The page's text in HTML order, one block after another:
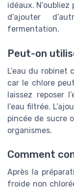
idéaux.
d’ajouter
fermentation.
Peut-on
L’eau du robinet
car le chlore
laissez reposer
l’eau filtrée.
pincée de sucre
organismes.
Comment
Après la
froide non